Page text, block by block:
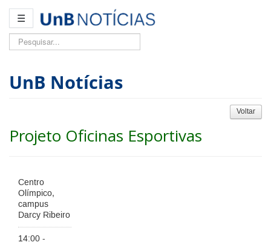
☰
Pesquisar...
UnB Notícias
Voltar
Projeto Oficinas Esportivas
Centro
Olímpico,
campus
Darcy Ribeiro
14:00 -